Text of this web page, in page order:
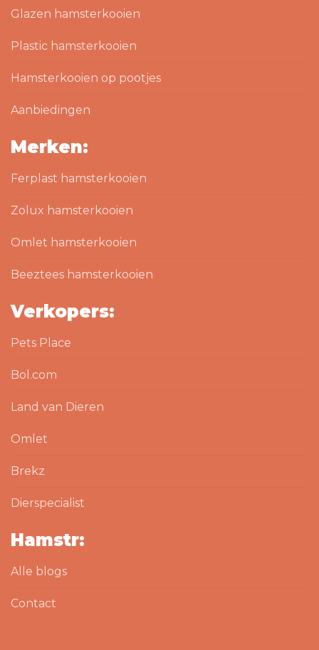
Glazen hamsterkooien
Plastic hamsterkooien
Hamsterkooien op pootjes
Aanbiedingen
Merken:
Ferplast hamsterkooien
Zolux hamsterkooien
Omlet hamsterkooien
Beeztees hamsterkooien
Verkopers:
Pets Place
Bol.com
Land van Dieren
Omlet
Brekz
Dierspecialist
Hamstr:
Alle blogs
Contact